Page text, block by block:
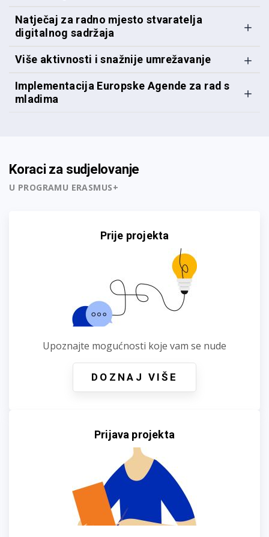
Natječaj za radno mjesto stvaratelja
digitalnog sadržaja
Više aktivnosti i snažnije umrežavanje
Implementacija Europske Agende za rad s
mladima
Koraci za sudjelovanje
U PROGRAMU ERASMUS+
Prije projekta
Upoznajte mogućnosti koje vam se nude
DOZNAJ VIŠE
Prijava projekta